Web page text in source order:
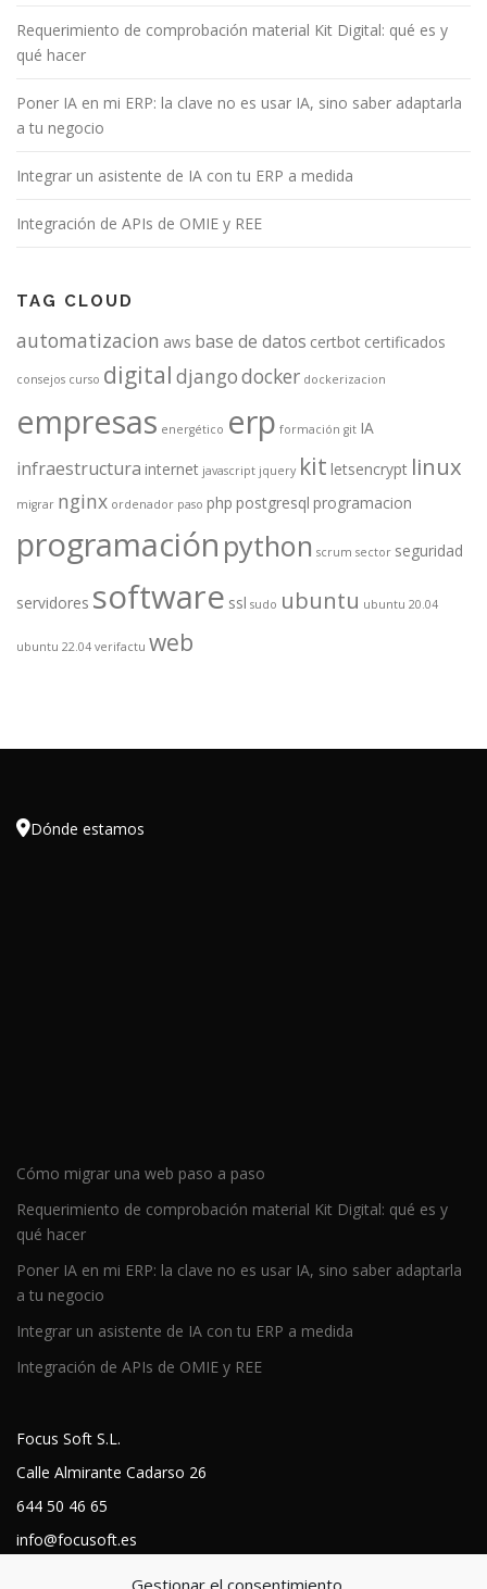
Gestionar el consentimiento
Requerimiento de comprobación material Kit Digital: qué es y
qué hacer
Poner IA en mi ERP: la clave no es usar IA, sino saber adaptarla
a tu negocio
Integrar un asistente de IA con tu ERP a medida
Integración de APIs de OMIE y REE
TAG CLOUD
automatizacion aws base de datos certbot certificados
consejos curso digital djangodocker dockerizacion
empresas energético erp formación git IA
infraestructura internet javascript jquery kit letsencrypt linux
migrar nginx ordenador paso php postgresql programacion
programación python scrum sector seguridad
servidores software ssl sudo ubuntu ubuntu 20.04
ubuntu 22.04 verifactu web
Dónde estamos
Cómo migrar una web paso a paso
Requerimiento de comprobación material Kit Digital: qué es y
qué hacer
Poner IA en mi ERP: la clave no es usar IA, sino saber adaptarla
a tu negocio
Integrar un asistente de IA con tu ERP a medida
Integración de APIs de OMIE y REE
Focus Soft S.L.
Calle Almirante Cadarso 26
644 50 46 65
info@focusoft.es